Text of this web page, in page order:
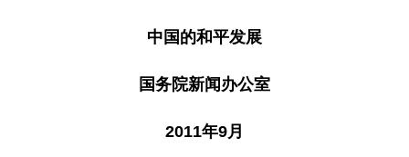
中国的和平发展
国务院新闻办公室
2011年9月